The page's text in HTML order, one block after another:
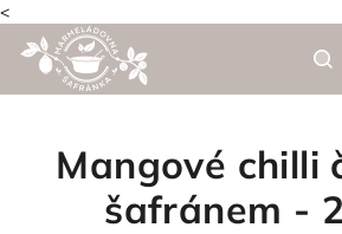
<
Inhalt
springen
Mangové chilli
šafránem -